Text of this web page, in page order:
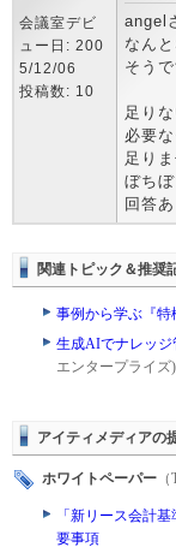
会議室デビ
ュー日: 200
5/12/06
投稿数: 10
angel
なん
そう
足り
必要
足りま
ぼち
回答
関連トピック＆推奨
事例から学ぶ『特
生成AIでナレッ
エンタープライズ)
アイティメディアの
ホワイトペーパー
「新リース会計
要事項